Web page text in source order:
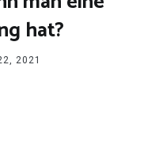
hat?
2021